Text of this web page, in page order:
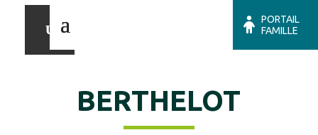
PORTAIL
FAMILLE
BERTHELOT